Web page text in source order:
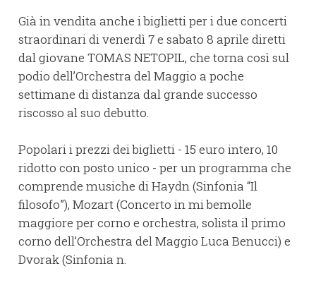
Già in vendita anche i biglietti per i due concerti
straordinari di venerdì 7 e sabato 8 aprile diretti
dal giovane TOMAS NETOPIL, che torna così sul
podio dell’Orchestra del Maggio a poche
settimane di distanza dal grande successo
riscosso al suo debutto.
Popolari i prezzi dei biglietti - 15 euro intero, 10
ridotto con posto unico - per un programma che
comprende musiche di Haydn (Sinfonia “Il
filosofo”), Mozart (Concerto in mi bemolle
maggiore per corno e orchestra, solista il primo
corno dell’Orchestra del Maggio Luca Benucci) e
Dvorak (Sinfonia n.